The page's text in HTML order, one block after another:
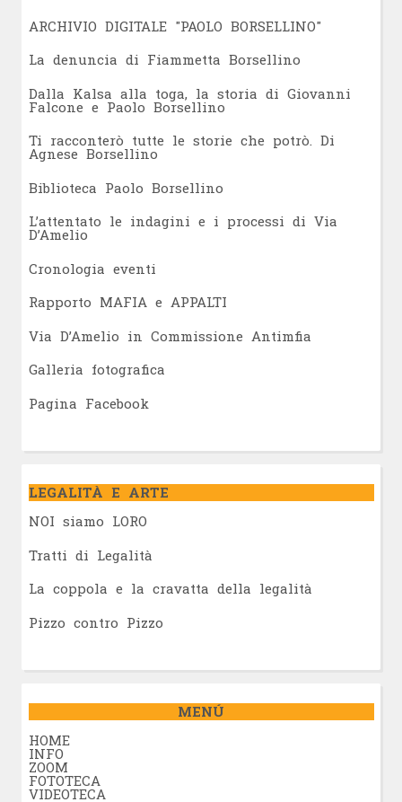
ARCHIVIO DIGITALE "PAOLO BORSELLINO"
La denuncia di Fiammetta Borsellino
Dalla Kalsa alla toga, la storia di Giovanni
Falcone e Paolo Borsellino
Ti racconterò tutte le storie che potrò. Di
Agnese Borsellino
Biblioteca Paolo Borsellino
L’attentato le indagini e i processi di Via
D’Amelio
Cronologia eventi
Rapporto MAFIA e APPALTI
Via D’Amelio in Commissione Antimfia
Galleria fotografica
Pagina Facebook
LEGALITÀ E ARTE
NOI siamo LORO
Tratti di Legalità
La coppola e la cravatta della legalità
Pizzo contro Pizzo
MENÚ
HOME
INFO
ZOOM
FOTOTECA
VIDEOTECA